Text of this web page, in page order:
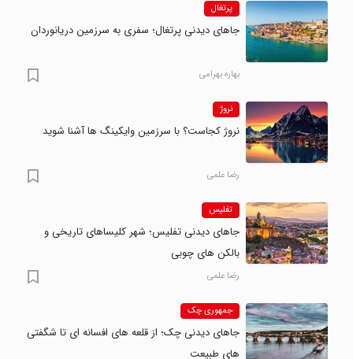
پرتغال
جاهای دیدنی پرتغال؛ سفری به سرزمین دریانوردان
بهاره بهرامی
نروژ
نروژ کجاست؟ با سرزمین وایکینگ ها آشنا شوید
رضا علمی
تفلیس
جاهای دیدنی تفلیس؛ شهر کلیساهای تاریخی و
بالکن های چوبی
رضا علمی
جمهوری چک
جاهای دیدنی چک؛ از قلعه های افسانه ای تا شگفتی
های طبیعت